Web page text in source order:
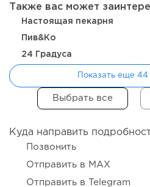
Coffee Way приступил к
Также вас может
Настоящая пекарня
Пив&Ко
24 Градуса
Показать еще 44
Куда направить
Позвонить
Отправить в MAX
Отправить в Telegram